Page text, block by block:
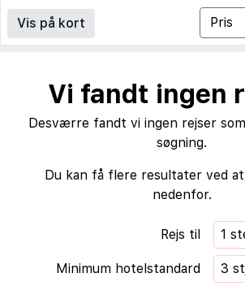
Vis på kort
Vi fandt ingen
Desværre fandt vi ingen rejser
søgning.
Du kan få flere resultater ved
nedenfor.
Rejs til 1
Minimum hotelstandard 3